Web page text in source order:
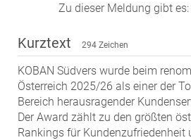
Savoir Vivre Group
STEUP Realitäten
STIX + Partner
teamneunzehn
Zu dieser Meldung gibt es:
Kurztext 294 Zeichen
KOBAN Südvers wurde beim
Österreich 2025/26 als einer der
Bereich herausragender
Der Award zählt zu den größten
Rankings für Kundenzufriedenheit